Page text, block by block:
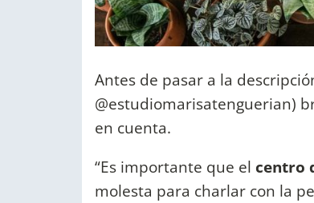
Antes de pasar a la
@estudiomarisatenguerian)
en cuenta.
“Es importante que el centro
molesta para charlar con la